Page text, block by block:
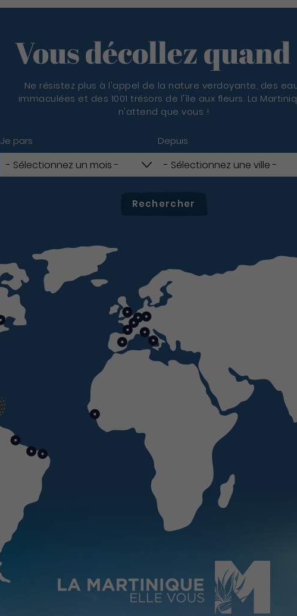
Vous décollez quand
Ne résistez plus à l'appel de la nature verdoyante, des
immaculées et des 1001 trésors de l'île aux fleurs. La
n'attend que vous !
Je pars Depuis
Rechercher